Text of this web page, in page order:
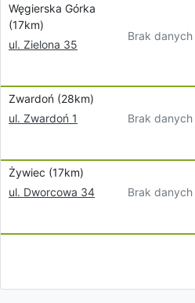
Węgierska Górka
(17km)
ul. Zielona 35
Brak danych
Zwardoń (28km)
ul. Zwardoń 1
Brak danych
Żywiec (17km)
ul. Dworcowa 34
Brak danych